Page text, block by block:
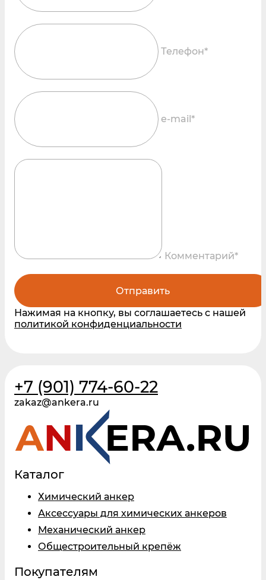
Телефон*
e-mail*
Комментарий*
Отправить
Нажимая на кнопку, вы соглашаетесь с нашей
политикой конфиденциальности
+7 (901) 774-60-22
zakaz@ankera.ru
Каталог
Химический анкер
Аксессуары для химических анкеров
Механический анкер
Общестроительный крепёж
Покупателям